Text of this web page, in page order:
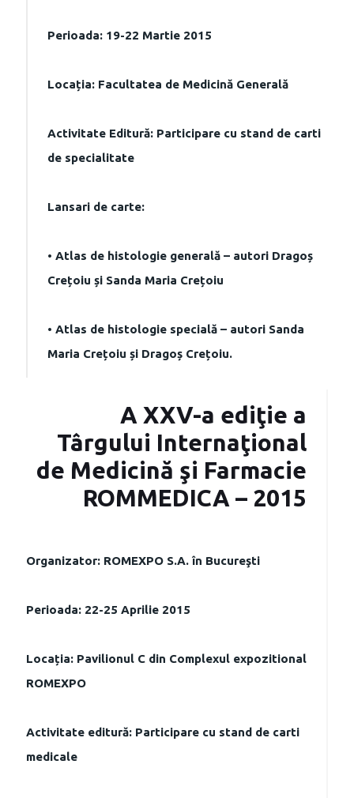
Perioada: 19-22 Martie 2015
Locația: Facultatea de Medicină Generală
Activitate Editură: Participare cu stand de carti
de specialitate
Lansari de carte:
• Atlas de histologie generală – autori Dragoș
Crețoiu și Sanda Maria Crețoiu
• Atlas de histologie specială – autori Sanda
Maria Crețoiu și Dragoș Crețoiu.
A XXV-a ediţie a
Târgului Internaţional
de Medicină şi Farmacie
ROMMEDICA – 2015
Organizator: ROMEXPO S.A. în Bucureşti
Perioada: 22-25 Aprilie 2015
Locația: Pavilionul C din Complexul expozitional
ROMEXPO
Activitate editură: Participare cu stand de carti
medicale